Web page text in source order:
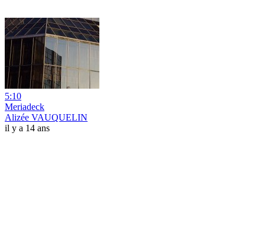
5:10
Meriadeck
Alizée VAUQUELIN
il y a 14 ans